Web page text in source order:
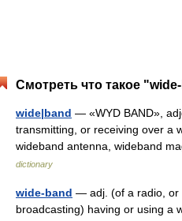
Смотреть что такое
wide|band — «WYD BAND»,
transmitting, or receiving over a
wideband antenna, wideband
dictionary
wide-band — adj. (of a radio, or
broadcasting) having or using a